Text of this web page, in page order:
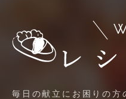
毎日の献立にお困りの